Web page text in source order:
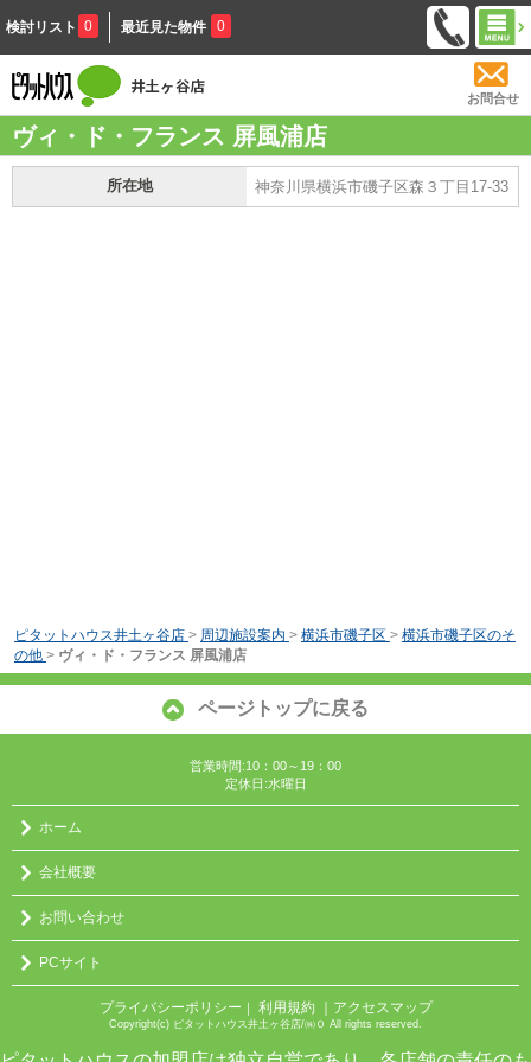
検討リスト 0 最近見た物件 0
お問合せ
ヴィ・ド・フランス 屏風浦店
所在地 神奈川県横浜市磯子区森３丁目17-33
ピタットハウス井土ヶ谷店 > 周辺施設案内 > 横浜市磯子区 > 横浜市磯子区のそ
の他 > ヴィ・ド・フランス 屏風浦店
ページトップに戻る
営業時間:10：00～19：00
定休日:水曜日
ホーム
会社概要
お問い合わせ
PCサイト
プライバシーポリシー ｜ 利用規約 ｜アクセスマップ
Copyright(c) ピタットハウス井土ヶ谷店/㈱０ All rights reserved.